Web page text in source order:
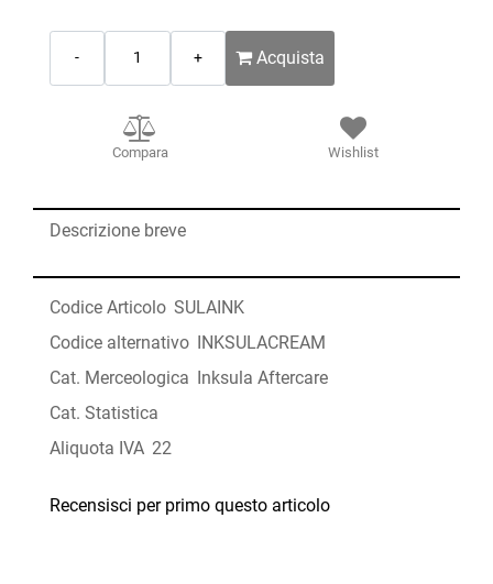
Acquista
Compara Wishlist
Descrizione breve
Codice Articolo SULAINK
Codice alternativo INKSULACREAM
Cat. Merceologica Inksula Aftercare
Cat. Statistica
Aliquota IVA 22
Recensisci per primo questo articolo